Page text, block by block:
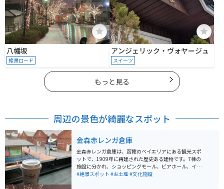
八幡坂
絶景ロード
アンジェリック・ヴォヤージュ
スイーツ
もっと見る
周辺の景色が綺麗なスポット
金森赤レンガ倉庫
金森赤レンガ倉庫は、函館のベイエリアにある観光スポ
ットで、1909年に再建された歴史ある建物です。7棟の
施設に分かれ、ショッピングモール、ビアホール、イベ
ントホールなどとして1988年から営業しています。 冬に
#絶景スポット #お土産#文化施設